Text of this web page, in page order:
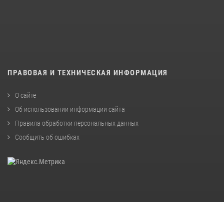
ПРАВОВАЯ И ТЕХНИЧЕСКАЯ ИНФОРМАЦИЯ
О сайте
Об использовании информации сайта
Правила обработки персональных данных
Сообщить об ошибках